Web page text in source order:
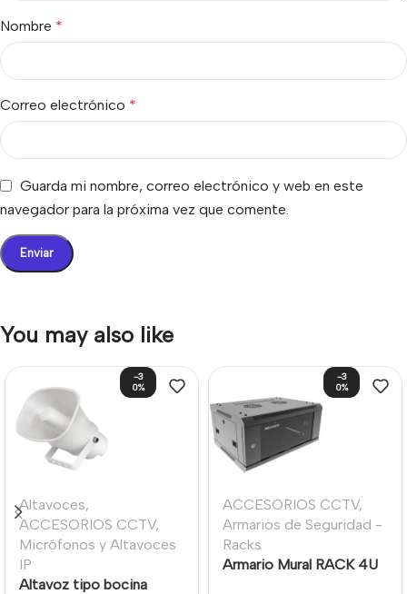
Nombre *
Correo electrónico *
Guarda mi nombre, correo electrónico y web en este
navegador para la próxima vez que comente.
You may also like
-3
0%
Altavoces,
ACCESORIOS CCTV,
Micrófonos y Altavoces
IP
Altavoz tipo bocina
-3
0%
ACCESORIOS CCTV,
Armarios de Seguridad -
Racks
Armario Mural RACK 4U